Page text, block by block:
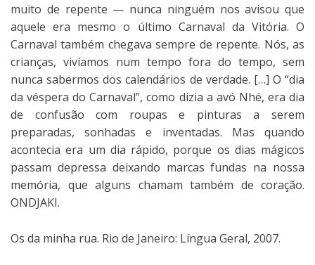
muito de repente — nunca ninguém nos avisou que
aquele era mesmo o último Carnaval da Vitória. O
Carnaval também chegava sempre de repente. Nós, as
crianças, vivíamos num tempo fora do tempo, sem
nunca sabermos dos calendários de verdade. […] O “dia
da véspera do Carnaval”, como dizia a avó Nhé, era dia
de confusão com roupas e pinturas a serem
preparadas, sonhadas e inventadas. Mas quando
acontecia era um dia rápido, porque os dias mágicos
passam depressa deixando marcas fundas na nossa
memória, que alguns chamam também de coração.
ONDJAKI.
Os da minha rua. Rio de Janeiro: Língua Geral, 2007.